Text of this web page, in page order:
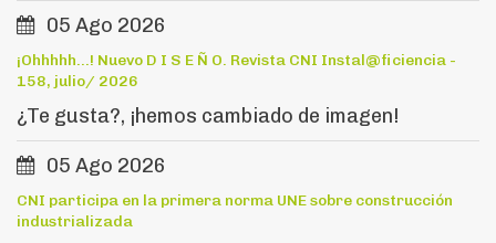
05 Ago 2026
¡Ohhhhh...! Nuevo D I S E Ñ O. Revista CNI Instal@ficiencia -
158, julio/ 2026
¿Te gusta?, ¡hemos cambiado de imagen!
05 Ago 2026
CNI participa en la primera norma UNE sobre construcción
industrializada